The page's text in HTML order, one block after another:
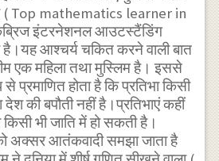
( Top mathematics learner in
इंटरनेशनल आउटस्टैंडिंग
है।यह आश्चर्य चकित करने वाली बात
एक महिला तथा मुस्लिम है। इससे
प्रमाणित होता है कि प्रतिभा किसी
देश की बपौती नहीं है।प्रतिभाएं कहीं
भी जाति में हो सकती है।
अक्सर आतंकवादी समझा जाता है